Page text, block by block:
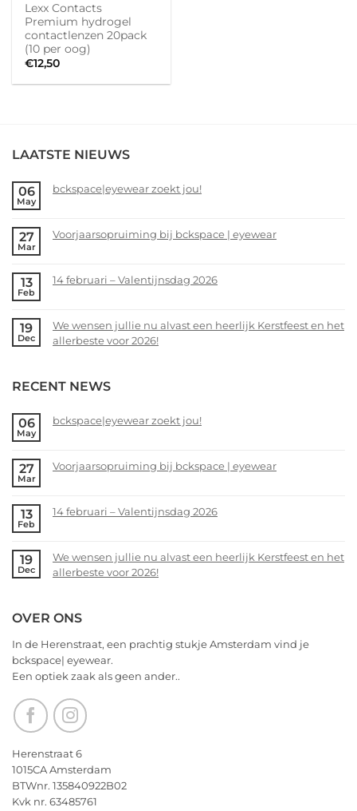
Lexx Contacts
Premium hydrogel
contactlenzen 20pack
(10 per oog)
€12,50
LAATSTE NIEUWS
06
May
bckspace|eyewear zoekt jou!
on
jou!
27
Mar
Voorjaarsopruiming bij bckspace | eyewear
on
bckspace
|
13
Feb
14 februari – Valentijnsdag 2026
on
14
Valentijnsdag
19
Dec
We wensen jullie nu alvast een heerlijk Kerstfeest en het
allerbeste voor 2026!
on
wensen
alvast
Kerstfeest
allerbeste
voor
RECENT NEWS
06
May
bckspace|eyewear zoekt jou!
on
jou!
27
Mar
Voorjaarsopruiming bij bckspace | eyewear
on
bckspace
|
13
Feb
14 februari – Valentijnsdag 2026
on
14
Valentijnsdag
19
Dec
We wensen jullie nu alvast een heerlijk Kerstfeest en het
allerbeste voor 2026!
on
wensen
jullie
nu
alvast
een
heerlijk
en
het
allerbeste
voor
OVER ONS
In de Herenstraat, een prachtig stukje Amsterdam vind je
bckspace| eyewear.
Een optiek zaak als geen ander..
Herenstraat 6
1015CA Amsterdam
BTWnr. 135840922B02
Kvk nr. 63485761